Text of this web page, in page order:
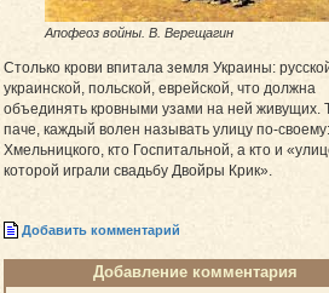
Апофеоз войны. В. Верещагин
Столько крови впитала земля Украины:
украинской, польской, еврейской, что должна
объединять кровными узами на ней живущих.
паче, каждый волен называть улицу по-
Хмельницкого, кто Госпитальной, а кто и
которой играли свадьбу Двойры Крик».
Добавить комментарий
Добавление комментария